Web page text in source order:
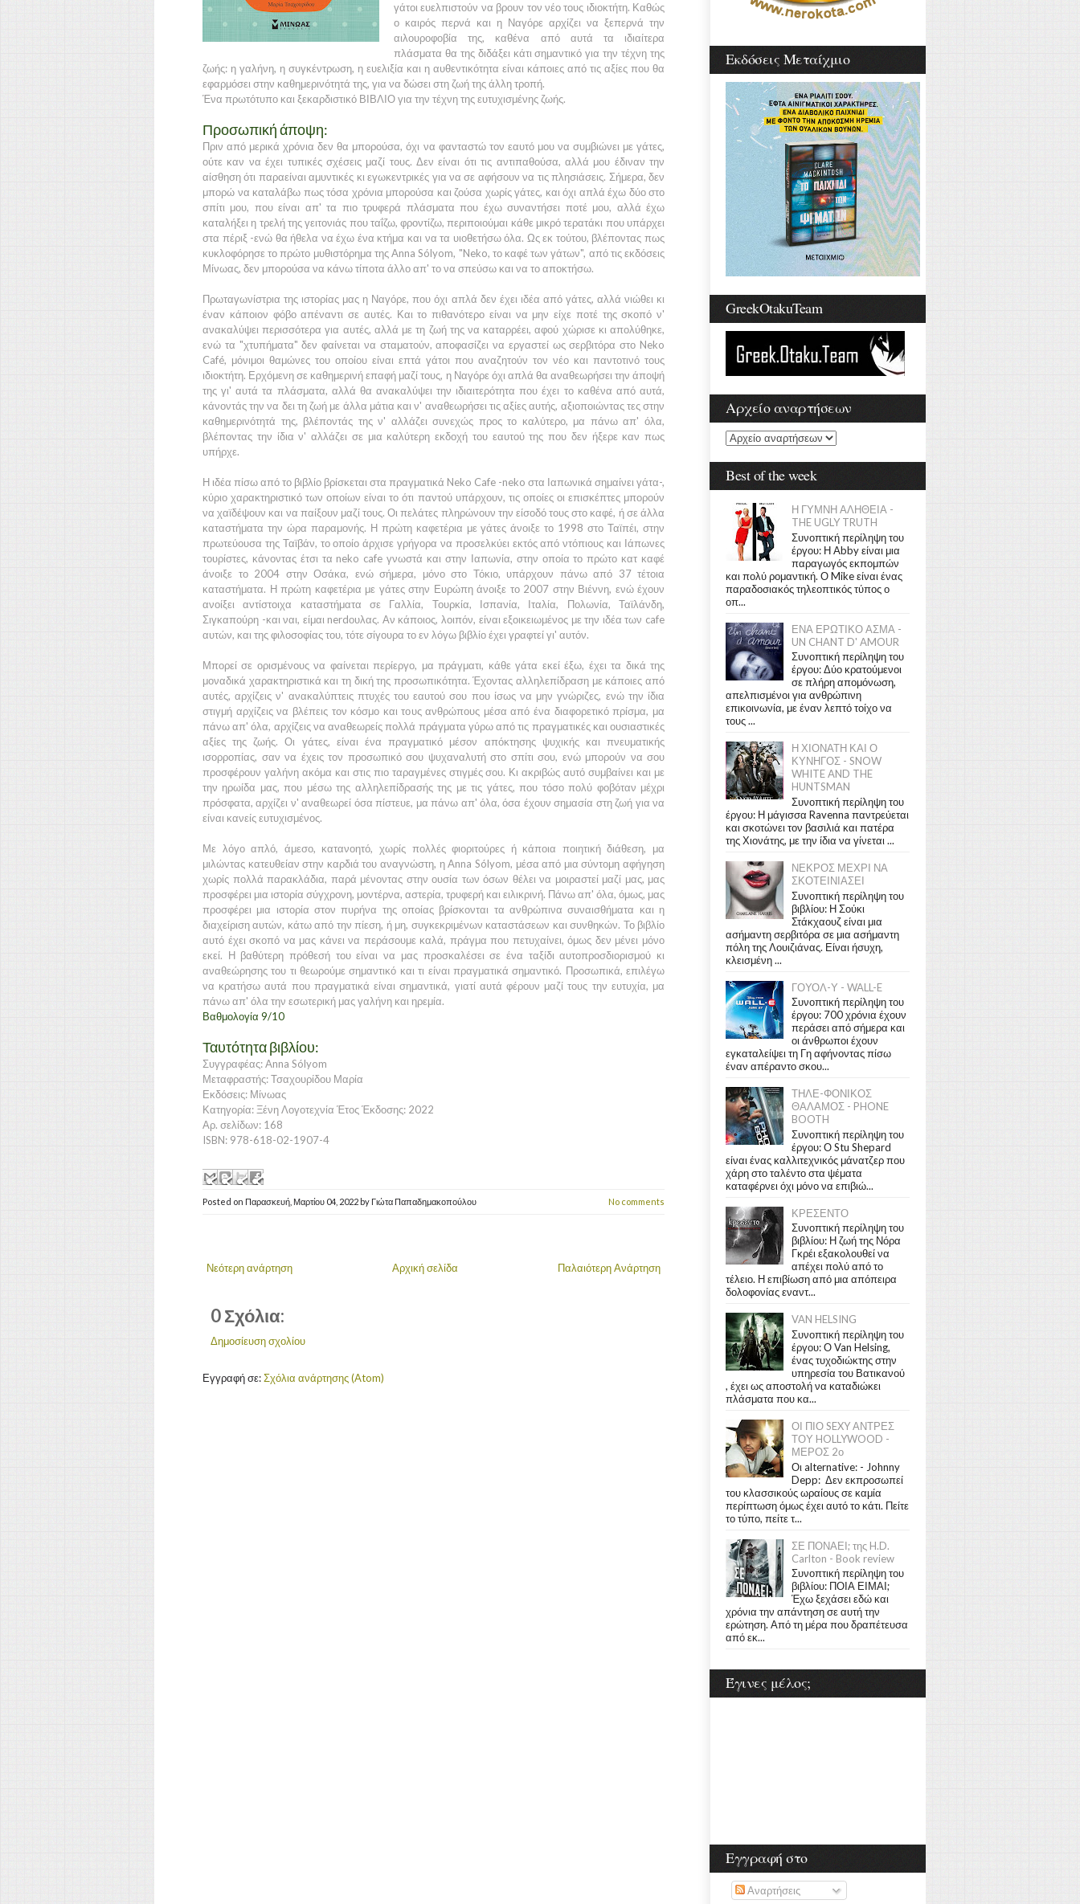
γάτοι ευελπιστούν να βρουν τον νέο τους ιδιοκτήτη. Καθώς
ο καιρός περνά και η Ναγόρε αρχίζει να ξεπερνά την
αιλουροφοβία της, καθένα από αυτά τα ιδιαίτερα
πλάσματα θα της διδάξει κάτι σημαντικό για την τέχνη της
ζωής: η γαλήνη, η συγκέντρωση, η ευελιξία και η αυθεντικότητα είναι κάποιες από τις αξίες που θα
εφαρμόσει στην καθημερινότητά της, για να δώσει στη ζωή της άλλη τροπή.
Ένα πρωτότυπο και ξεκαρδιστικό ΒΙΒΛΙΟ για την τέχνη της ευτυχισμένης ζωής.
Προσωπική άποψη:
Πριν από μερικά χρόνια δεν θα μπορούσα, όχι να φανταστώ τον εαυτό μου να συμβιώνει με γάτες,
ούτε καν να έχει τυπικές σχέσεις μαζί τους. Δεν είναι ότι τις αντιπαθούσα, αλλά μου έδιναν την
αίσθηση ότι παραείναι αμυντικές κι εγωκεντρικές για να σε αφήσουν να τις πλησιάσεις. Σήμερα, δεν
μπορώ να καταλάβω πως τόσα χρόνια μπορούσα και ζούσα χωρίς γάτες, και όχι απλά έχω δύο στο
σπίτι μου, που είναι απ' τα πιο τρυφερά πλάσματα που έχω συναντήσει ποτέ μου, αλλά έχω
καταλήξει η τρελή της γειτονιάς που ταΐζω, φροντίζω, περιποιούμαι κάθε μικρό τερατάκι που υπάρχει
στα πέριξ -ενώ θα ήθελα να έχω ένα κτήμα και να τα υιοθετήσω όλα. Ως εκ τούτου, βλέποντας πως
κυκλοφόρησε το πρώτο μυθιστόρημα της Anna Sólyom, "Neko, το καφέ των γάτων", από τις εκδόσεις
Μίνωας, δεν μπορούσα να κάνω τίποτα άλλο απ' το να σπεύσω και να το αποκτήσω.
Πρωταγωνίστρια της ιστορίας μας η Ναγόρε, που όχι απλά δεν έχει ιδέα από γάτες, αλλά νιώθει κι
έναν κάποιον φόβο απέναντι σε αυτές. Και το πιθανότερο είναι να μην είχε ποτέ της σκοπό ν'
ανακαλύψει περισσότερα για αυτές, αλλά με τη ζωή της να καταρρέει, αφού χώρισε κι απολύθηκε,
ενώ τα "χτυπήματα" δεν φαίνεται να σταματούν, αποφασίζει να εργαστεί ως σερβιτόρα στο Neko
Café, μόνιμοι θαμώνες του οποίου είναι επτά γάτοι που αναζητούν τον νέο και παντοτινό τους
ιδιοκτήτη. Ερχόμενη σε καθημερινή επαφή μαζί τους, η Ναγόρε όχι απλά θα αναθεωρήσει την άποψή
της γι' αυτά τα πλάσματα, αλλά θα ανακαλύψει την ιδιαιτερότητα που έχει το καθένα από αυτά,
κάνοντάς την να δει τη ζωή με άλλα μάτια και ν' αναθεωρήσει τις αξίες αυτής, αξιοποιώντας τες στην
καθημερινότητά της, βλέποντάς της ν' αλλάζει συνεχώς προς το καλύτερο, μα πάνω απ' όλα,
βλέποντας την ίδια ν' αλλάζει σε μια καλύτερη εκδοχή του εαυτού της που δεν ήξερε καν πως
υπήρχε.
Η ιδέα πίσω από το βιβλίο βρίσκεται στα πραγματικά Neko Cafe -neko στα Ιαπωνικά σημαίνει γάτα-,
κύριο χαρακτηριστικό των οποίων είναι το ότι παντού υπάρχουν, τις οποίες οι επισκέπτες μπορούν
να χαϊδέψουν και να παίξουν μαζί τους. Οι πελάτες πληρώνουν την είσοδό τους στο καφέ, ή σε άλλα
καταστήματα την ώρα παραμονής. Η πρώτη καφετέρια με γάτες άνοιξε το 1998 στο Ταϊπέι, στην
πρωτεύουσα της Ταϊβάν, το οποίο άρχισε γρήγορα να προσελκύει εκτός από ντόπιους και Ιάπωνες
τουρίστες, κάνοντας έτσι τα neko cafe γνωστά και στην Ιαπωνία, στην οποία το πρώτο κατ καφέ
άνοιξε το 2004 στην Οσάκα, ενώ σήμερα, μόνο στο Τόκιο, υπάρχουν πάνω από 37 τέτοια
καταστήματα. Η πρώτη καφετέρια με γάτες στην Ευρώπη άνοιξε το 2007 στην Βιέννη, ενώ έχουν
ανοίξει αντίστοιχα καταστήματα σε Γαλλία, Τουρκία, Ισπανία, Ιταλία, Πολωνία, Ταϊλάνδη,
Σιγκαπούρη -και ναι, είμαι nerdουλας. Αν κάποιος, λοιπόν, είναι εξοικειωμένος με την ιδέα των cafe
αυτών, και της φιλοσοφίας του, τότε σίγουρα το εν λόγω βιβλίο έχει γραφτεί γι' αυτόν.
Μπορεί σε ορισμένους να φαίνεται περίεργο, μα πράγματι, κάθε γάτα εκεί έξω, έχει τα δικά της
μοναδικά χαρακτηριστικά και τη δική της προσωπικότητα. Έχοντας αλληλεπίδραση με κάποιες από
αυτές, αρχίζεις ν' ανακαλύπτεις πτυχές του εαυτού σου που ίσως να μην γνώριζες, ενώ την ίδια
στιγμή αρχίζεις να βλέπεις τον κόσμο και τους ανθρώπους μέσα από ένα διαφορετικό πρίσμα, μα
πάνω απ' όλα, αρχίζεις να αναθεωρείς πολλά πράγματα γύρω από τις πραγματικές και ουσιαστικές
αξίες της ζωής. Οι γάτες, είναι ένα πραγματικό μέσον απόκτησης ψυχικής και πνευματικής
ισορροπίας, σαν να έχεις τον προσωπικό σου ψυχαναλυτή στο σπίτι σου, ενώ μπορούν να σου
προσφέρουν γαλήνη ακόμα και στις πιο ταραγμένες στιγμές σου. Κι ακριβώς αυτό συμβαίνει και με
την ηρωίδα μας, που μέσω της αλληλεπίδρασής της με τις γάτες, που τόσο πολύ φοβόταν μέχρι
πρόσφατα, αρχίζει ν' αναθεωρεί όσα πίστευε, μα πάνω απ' όλα, όσα έχουν σημασία στη ζωή για να
είναι κανείς ευτυχισμένος.
Με λόγο απλό, άμεσο, κατανοητό, χωρίς πολλές φιοριτούρες ή κάποια ποιητική διάθεση, μα
μιλώντας κατευθείαν στην καρδιά του αναγνώστη, η Anna Sólyom, μέσα από μια σύντομη αφήγηση
χωρίς πολλά παρακλάδια, παρά μένοντας στην ουσία των όσων θέλει να μοιραστεί μαζί μας, μας
προσφέρει μια ιστορία σύγχρονη, μοντέρνα, αστερία, τρυφερή και ειλικρινή. Πάνω απ' όλα, όμως, μας
προσφέρει μια ιστορία στον πυρήνα της οποίας βρίσκονται τα ανθρώπινα συναισθήματα και η
διαχείριση αυτών, κάτω από την πίεση, ή μη, συγκεκριμένων καταστάσεων και συνθηκών. Το βιβλίο
αυτό έχει σκοπό να μας κάνει να περάσουμε καλά, πράγμα που πετυχαίνει, όμως δεν μένει μόνο
εκεί. Η βαθύτερη πρόθεσή του είναι να μας προσκαλέσει σε ένα ταξίδι αυτοπροσδιορισμού κι
αναθεώρησης του τι θεωρούμε σημαντικό και τι είναι πραγματικά σημαντικό. Προσωπικά, επιλέγω
να κρατήσω αυτά που πραγματικά είναι σημαντικά, γιατί αυτά φέρουν μαζί τους την ευτυχία, μα
πάνω απ' όλα την εσωτερική μας γαλήνη και ηρεμία.
Βαθμολογία 9/10
Ταυτότητα βιβλίου:
Συγγραφέας: Anna Sólyom
Μεταφραστής: Τσαχουρίδου Μαρία
Εκδόσεις: Μίνωας
Κατηγορία: Ξένη Λογοτεχνία Έτος Έκδοσης: 2022
Αρ. σελίδων: 168
ISBN: 978-618-02-1907-4
Posted on Παρασκευή, Μαρτίου 04, 2022 by Γιώτα Παπαδημακοπούλου No comments
Νεότερη ανάρτηση Παλαιότερη Ανάρτηση
Αρχική σελίδα
0 Σχόλια:
Δημοσίευση σχολίου
Εγγραφή σε:Σχόλια ανάρτησης (Atom)
Εκδόσεις Μεταίχμιο
GreekOtakuTeam
Αρχείο αναρτήσεων
Best of the week
Η ΓΥΜΝΗ ΑΛΗΘΕΙΑ -
THE UGLY TRUTH
Συνοπτική περίληψη του
έργου: Η Abby είναι μια
παραγωγός εκπομπών
και πολύ ρομαντική. Ο Mike είναι ένας
παραδοσιακός τηλεοπτικός τύπος ο
οπ...
ΕΝΑ ΕΡΩΤΙΚΟ ΑΣΜΑ -
UN CHANT D' AMOUR
Συνοπτική περίληψη του
έργου: Δύο κρατούμενοι
σε πλήρη απομόνωση,
απελπισμένοι για ανθρώπινη
επικοινωνία, με έναν λεπτό τοίχο να
τους ...
Η ΧΙΟΝΑΤΗ ΚΑΙ Ο
ΚΥΝΗΓΟΣ - SNOW
WHITE AND THE
HUNTSMAN
Συνοπτική περίληψη του
έργου: Η μάγισσα Ravenna παντρεύεται
και σκοτώνει τον βασιλιά και πατέρα
της Χιονάτης, με την ίδια να γίνεται ...
ΝΕΚΡΟΣ ΜΕΧΡΙ ΝΑ
ΣΚΟΤΕΙΝΙΑΣΕΙ
Συνοπτική περίληψη του
βιβλίου: Η Σούκι
Στάκχαουζ είναι μια
ασήμαντη σερβιτόρα σε μια ασήμαντη
πόλη της Λουιζιάνας. Είναι ήσυχη,
κλεισμένη ...
ΓΟΥΟΛ-Υ - WALL-E
Συνοπτική περίληψη του
έργου: 700 χρόνια έχουν
περάσει από σήμερα και
οι άνθρωποι έχουν
εγκαταλείψει τη Γη αφήνοντας πίσω
έναν απέραντο σκου...
ΤΗΛΕ-ΦΟΝΙΚΟΣ
ΘΑΛΑΜΟΣ - PHONE
BOOTH
Συνοπτική περίληψη του
έργου: Ο Stu Shepard
είναι ένας καλλιτεχνικός μάνατζερ που
χάρη στο ταλέντο στα ψέματα
καταφέρνει όχι μόνο να επιβιώ...
ΚΡΕΣΕΝΤΟ
Συνοπτική περίληψη του
βιβλίου: Η ζωή της Νόρα
Γκρέι εξακολουθεί να
απέχει πολύ από το
τέλειο. Η επιβίωση από μια απόπειρα
δολοφονίας εναντ...
VAN HELSING
Συνοπτική περίληψη του
έργου: Ο Van Helsing,
ένας τυχοδιώκτης στην
υπηρεσία του Βατικανού
, έχει ως αποστολή να καταδιώκει
πλάσματα που κα...
ΟΙ ΠΙΟ SEXY ΑΝΤΡΕΣ
ΤΟΥ HOLLYWOOD -
ΜΕΡΟΣ 2ο
Οι alternative: - Johnny
Depp: Δεν εκπροσωπεί
του κλασσικούς ωραίους σε καμία
περίπτωση όμως έχει αυτό το κάτι. Πείτε
το τύπο, πείτε τ...
ΣΕ ΠΟΝΑΕΙ; της H.D.
Carlton - Book review
Συνοπτική περίληψη του
βιβλίου: ΠΟΙΑ ΕΙΜΑΙ;
Έχω ξεχάσει εδώ και
χρόνια την απάντηση σε αυτή την
ερώτηση. Από τη μέρα που δραπέτευσα
από εκ...
Έγινες μέλος;
Εγγραφή στο
Αναρτήσεις